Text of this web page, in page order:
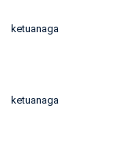
ketuanaga
ketuanaga